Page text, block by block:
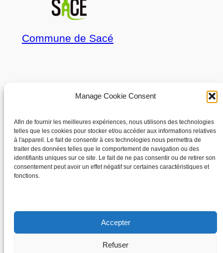
Manage Cookie Consent
Afin de fournir les meilleures expériences, nous utilisons des technologies
telles que les cookies pour stocker et/ou accéder aux informations relatives
à l'appareil. Le fait de consentir à ces technologies nous permettra de
traiter des données telles que le comportement de navigation ou des
identifiants uniques sur ce site. Le fait de ne pas consentir ou de retirer son
consentement peut avoir un effet négatif sur certaines caractéristiques et
fonctions.
Accepter
Refuser
Commune de Sacé
Les élus
Confidentialité
Politique de confidentialité
Conditions générales
Mentions Légales
Réseaux sociaux
Facebook